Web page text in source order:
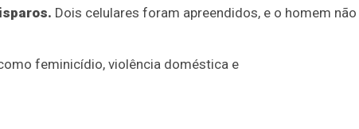
Dois celulares foram apreendidos, e o homem não
feminicídio, violência doméstica e